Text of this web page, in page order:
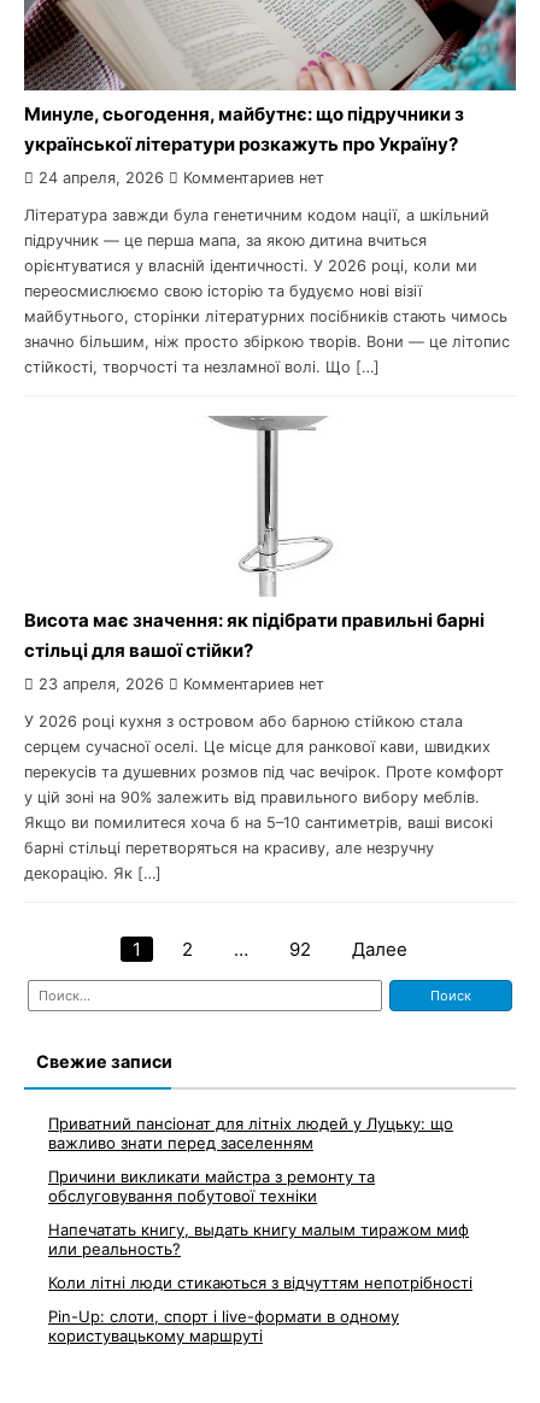
Минуле, сьогодення, майбутнє: що підручники з
української літератури розкажуть про Україну?
24 апреля, 2026 Комментариев нет
Література завжди була генетичним кодом нації, а шкільний
підручник — це перша мапа, за якою дитина вчиться
орієнтуватися у власній ідентичності. У 2026 році, коли ми
переосмислюємо свою історію та будуємо нові візії
майбутнього, сторінки літературних посібників стають чимось
значно більшим, ніж просто збіркою творів. Вони — це літопис
стійкості, творчості та незламної волі. Що […]
Висота має значення: як підібрати правильні барні
стільці для вашої стійки?
23 апреля, 2026 Комментариев нет
У 2026 році кухня з островом або барною стійкою стала
серцем сучасної оселі. Це місце для ранкової кави, швидких
перекусів та душевних розмов під час вечірок. Проте комфорт
у цій зоні на 90% залежить від правильного вибору меблів.
Якщо ви помилитеся хоча б на 5–10 сантиметрів, ваші високі
барні стільці перетворяться на красиву, але незручну
декорацію. Як […]
Навигация
по
1 2 … 92 Далее
Найти:
Свежие записи
Приватний пансіонат для літніх людей у Луцьку: що
важливо знати перед заселенням
Причини викликати майстра з ремонту та
обслуговування побутової техніки
Напечатать книгу, выдать книгу малым тиражом миф
или реальность?
Коли літні люди стикаються з відчуттям непотрібності
Pin-Up: слоти, спорт і live-формати в одному
користувацькому маршруті